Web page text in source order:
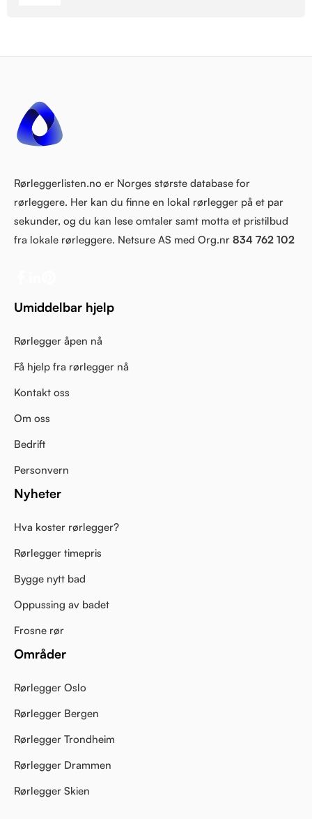
Rørleggerlisten.no er Norges største database for
rørleggere. Her kan du finne en lokal rørlegger på et par
sekunder, og du kan lese omtaler samt motta et pristilbud
fra lokale rørleggere. Netsure AS med Org.nr 834 762 102
Umiddelbar hjelp
Rørlegger åpen nå
Få hjelp fra rørlegger nå
Kontakt oss
Om oss
Bedrift
Personvern
Nyheter
Hva koster rørlegger?
Rørlegger timepris
Bygge nytt bad
Oppussing av badet
Frosne rør
Områder
Rørlegger Oslo
Rørlegger Bergen
Rørlegger Trondheim
Rørlegger Drammen
Rørlegger Skien